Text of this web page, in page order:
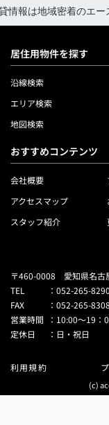
情報は地域密着のエー
居住用物件を探す
沿線検索
エリア検索
地図検索
おすすめコンテンツ
会社概要
アクセスマップ
スタッフ紹介
〒460-0008 愛知県名古
TEL
： 052-265-8290
FAX
： 052-265-8308
営業時間
： 10:00～19
定休日
： 日・祝日
利用規約
(c)